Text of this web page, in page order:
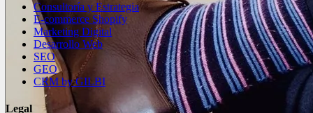
Consultoría y Estrategia
E-commerce Shopify
Marketing Digital
Desarrollo Web
SEO
GEO
CRM by GILBI
Legal